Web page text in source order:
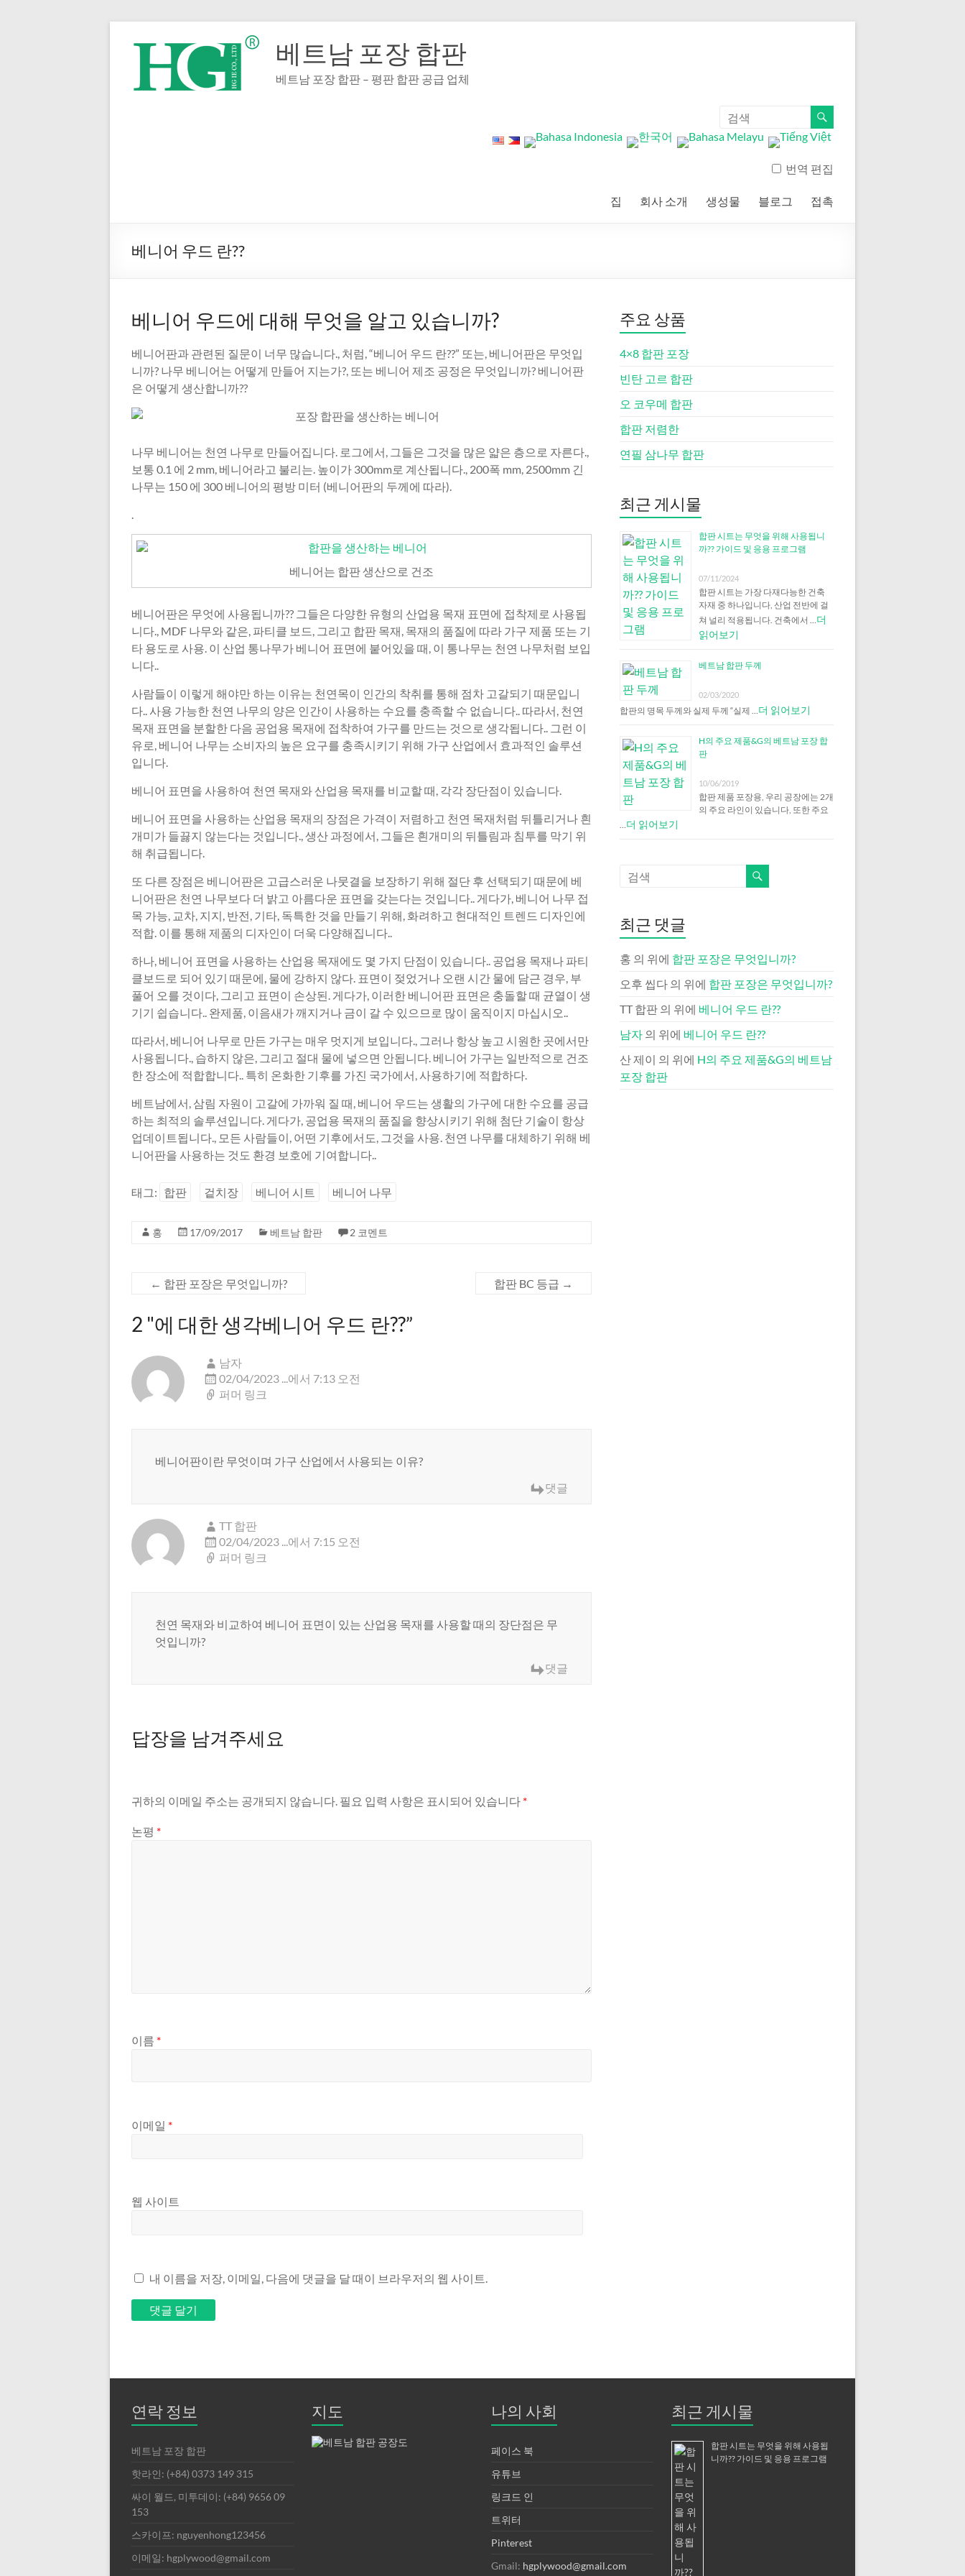
베트남 포장 합판
베트남 포장 합판 – 평판 합판 공급 업체
번역 편집
집 회사 소개 생성물 블로그 접촉
베니어 우드 란??
베니어 우드에 대해 무엇을 알고 있습니까?
베니어판과 관련된 질문이 너무 많습니다., 처럼, “베니어 우드 란??” 또는, 베니어판은 무엇입
니까? 나무 베니어는 어떻게 만들어 지는가?, 또는 베니어 제조 공정은 무엇입니까? 베니어판
은 어떻게 생산합니까??
나무 베니어는 천연 나무로 만들어집니다. 로그에서, 그들은 그것을 많은 얇은 층으로 자른다.,
보통 0.1 에 2 mm, 베니어라고 불리는. 높이가 300mm로 계산됩니다., 200폭 mm, 2500mm 긴
나무는 150 에 300 베니어의 평방 미터 (베니어판의 두께에 따라).
.
베니어는 합판 생산으로 건조
베니어판은 무엇에 사용됩니까?? 그들은 다양한 유형의 산업용 목재 표면에 접착제로 사용됩
니다., MDF 나무와 같은, 파티클 보드, 그리고 합판 목재, 목재의 품질에 따라 가구 제품 또는 기
타 용도로 사용. 이 산업 통나무가 베니어 표면에 붙어있을 때, 이 통나무는 천연 나무처럼 보입
니다..
사람들이 이렇게 해야만 하는 이유는 천연목이 인간의 착취를 통해 점차 고갈되기 때문입니
다.. 사용 가능한 천연 나무의 양은 인간이 사용하는 수요를 충족할 수 없습니다.. 따라서, 천연
목재 표면을 분할한 다음 공업용 목재에 접착하여 가구를 만드는 것으로 생각됩니다.. 그런 이
유로, 베니어 나무는 소비자의 높은 요구를 충족시키기 위해 가구 산업에서 효과적인 솔루션
입니다.
베니어 표면을 사용하여 천연 목재와 산업용 목재를 비교할 때, 각각 장단점이 있습니다.
베니어 표면을 사용하는 산업용 목재의 장점은 가격이 저렴하고 천연 목재처럼 뒤틀리거나 흰
개미가 들끓지 않는다는 것입니다., 생산 과정에서, 그들은 흰개미의 뒤틀림과 침투를 막기 위
해 취급됩니다.
또 다른 장점은 베니어판은 고급스러운 나뭇결을 보장하기 위해 절단 후 선택되기 때문에 베
니어판은 천연 나무보다 더 밝고 아름다운 표면을 갖는다는 것입니다.. 게다가, 베니어 나무 접
목 가능, 교차, 지지, 반전, 기타, 독특한 것을 만들기 위해, 화려하고 현대적인 트렌드 디자인에
적합. 이를 통해 제품의 디자인이 더욱 다양해집니다..
하나, 베니어 표면을 사용하는 산업용 목재에도 몇 가지 단점이 있습니다.. 공업용 목재나 파티
클보드로 되어 있기 때문에, 물에 강하지 않다. 표면이 젖었거나 오랜 시간 물에 담근 경우, 부
풀어 오를 것이다, 그리고 표면이 손상된. 게다가, 이러한 베니어판 표면은 충돌할 때 균열이 생
기기 쉽습니다.. 완제품, 이음새가 깨지거나 금이 갈 수 있으므로 많이 움직이지 마십시오..
따라서, 베니어 나무로 만든 가구는 매우 멋지게 보입니다., 그러나 항상 높고 시원한 곳에서만
사용됩니다., 습하지 않은, 그리고 절대 물에 넣으면 안됩니다. 베니어 가구는 일반적으로 건조
한 장소에 적합합니다.. 특히 온화한 기후를 가진 국가에서, 사용하기에 적합하다.
베트남에서, 삼림 자원이 고갈에 가까워 질 때, 베니어 우드는 생활의 가구에 대한 수요를 공급
하는 최적의 솔루션입니다. 게다가, 공업용 목재의 품질을 향상시키기 위해 첨단 기술이 항상
업데이트됩니다., 모든 사람들이, 어떤 기후에서도, 그것을 사용. 천연 나무를 대체하기 위해 베
니어판을 사용하는 것도 환경 보호에 기여합니다..
태그: 합판 겉치장 베니어 시트 베니어 나무
홍 17/09/2017 베트남 합판 2 코멘트
← 합판 포장은 무엇입니까? 합판 BC 등급 →
2 "에 대한 생각베니어 우드 란??”
남자
02/04/2023 ...에서 7:13 오전
퍼머 링크
베니어판이란 무엇이며 가구 산업에서 사용되는 이유?
댓글
TT 합판
02/04/2023 ...에서 7:15 오전
퍼머 링크
천연 목재와 비교하여 베니어 표면이 있는 산업용 목재를 사용할 때의 장단점은 무
엇입니까?
댓글
답장을 남겨주세요
귀하의 이메일 주소는 공개되지 않습니다. 필요 입력 사항은 표시되어 있습니다 *
논평 *
이름 *
이메일 *
웹 사이트
내 이름을 저장, 이메일, 다음에 댓글을 달 때이 브라우저의 웹 사이트.
주요 상품
4×8 합판 포장
빈탄 고르 합판
오 코우메 합판
합판 저렴한
연필 삼나무 합판
최근 게시물
합판 시트는 무엇을 위해 사용됩니
까?? 가이드 및 응용 프로그램
07/11/2024
합판 시트는 가장 다재다능한 건축
자재 중 하나입니다, 산업 전반에 걸
쳐 널리 적용됩니다. 건축에서 …더
읽어보기
베트남 합판 두께
02/03/2020
합판의 명목 두께와 실제 두께 “실제 …더 읽어보기
H의 주요 제품&G의 베트남 포장 합
판
10/06/2019
합판 제품 포장용, 우리 공장에는 2개
의 주요 라인이 있습니다, 또한 주요
…더 읽어보기
최근 댓글
홍 의 위에 합판 포장은 무엇입니까?
오후 씹다의 위에 합판 포장은 무엇입니까?
TT 합판의 위에 베니어 우드 란??
남자의 위에 베니어 우드 란??
산 제이 의 위에 H의 주요 제품&G의 베트남
포장 합판
연락 정보
베트남 포장 합판
핫라인: (+84) 0373 149 315
싸이 월드, 미투데이: (+84) 9656 09
153
스카이프: nguyenhong123456
이메일: hgplywood@gmail.com
지도 나의 사회
페이스 북
유튜브
링크드 인
트위터
Pinterest
Gmail: hgplywood@gmail.com
최근 게시물
합판 시트는 무엇을 위해 사용됩
니까?? 가이드 및 응용 프로그램